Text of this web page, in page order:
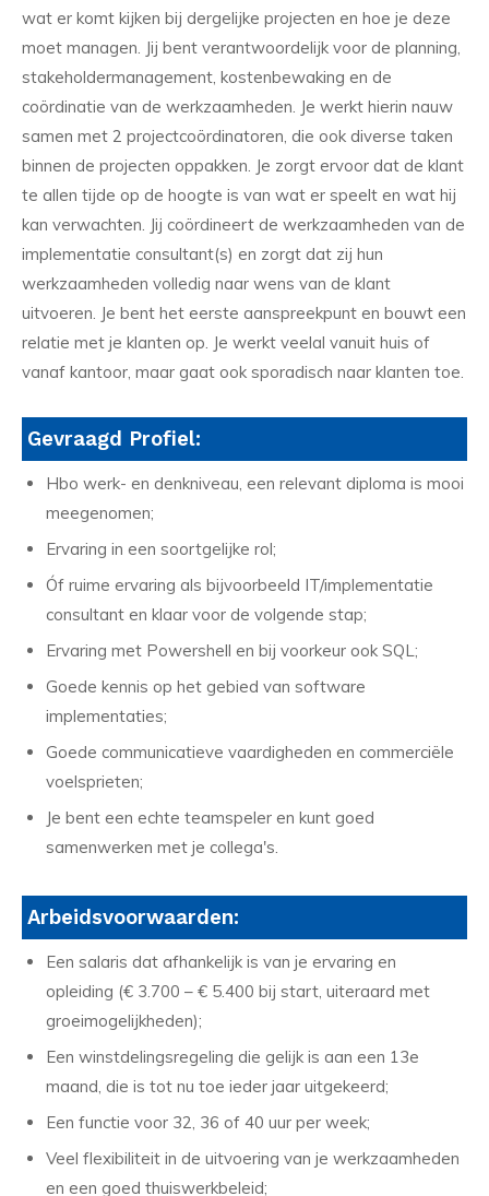
wat er komt kijken bij dergelijke projecten en hoe je deze
moet managen. Jij bent verantwoordelijk voor de planning,
stakeholdermanagement, kostenbewaking en de
coördinatie van de werkzaamheden. Je werkt hierin nauw
samen met 2 projectcoördinatoren, die ook diverse taken
binnen de projecten oppakken. Je zorgt ervoor dat de klant
te allen tijde op de hoogte is van wat er speelt en wat hij
kan verwachten. Jij coördineert de werkzaamheden van de
implementatie consultant(s) en zorgt dat zij hun
werkzaamheden volledig naar wens van de klant
uitvoeren. Je bent het eerste aanspreekpunt en bouwt een
relatie met je klanten op. Je werkt veelal vanuit huis of
vanaf kantoor, maar gaat ook sporadisch naar klanten toe.
Gevraagd Profiel:
Hbo werk- en denkniveau, een relevant diploma is mooi
meegenomen;
Ervaring in een soortgelijke rol;
Óf ruime ervaring als bijvoorbeeld IT/implementatie
consultant en klaar voor de volgende stap;
Ervaring met Powershell en bij voorkeur ook SQL;
Goede kennis op het gebied van software
implementaties;
Goede communicatieve vaardigheden en commerciële
voelsprieten;
Je bent een echte teamspeler en kunt goed
samenwerken met je collega's.
Arbeidsvoorwaarden:
Een salaris dat afhankelijk is van je ervaring en
opleiding (€ 3.700 – € 5.400 bij start, uiteraard met
groeimogelijkheden);
Een winstdelingsregeling die gelijk is aan een 13e
maand, die is tot nu toe ieder jaar uitgekeerd;
Een functie voor 32, 36 of 40 uur per week;
Veel flexibiliteit in de uitvoering van je werkzaamheden
en een goed thuiswerkbeleid;